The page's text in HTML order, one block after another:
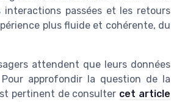
interactions passées et les retours
plus fluide et cohérente, du
attendent que leurs données
approfondir la question de la
pertinent de consulter cet article